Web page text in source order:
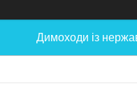
Димоходи із